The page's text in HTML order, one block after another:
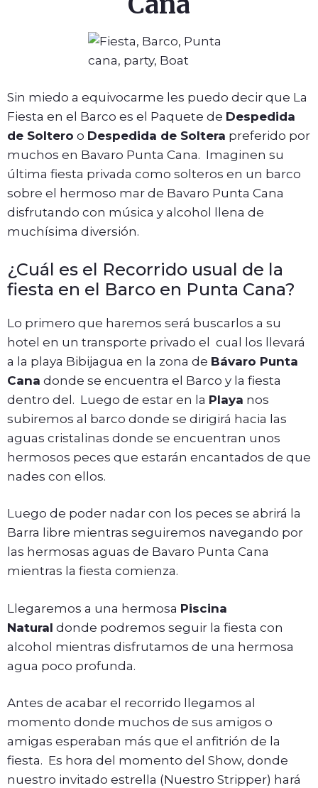
Sin miedo a equivocarme les puedo decir que La
Fiesta en el Barco es el Paquete de Despedida
de Soltero o Despedida de Soltera preferido por
muchos en Bavaro Punta Cana. Imaginen su
última fiesta privada como solteros en un barco
sobre el hermoso mar de Bavaro Punta Cana
disfrutando con música y alcohol llena de
muchísima diversión.
¿Cuál es el Recorrido usual de la
fiesta en el Barco en Punta Cana?
Lo primero que haremos será buscarlos a su
hotel en un transporte privado el cual los llevará
a la playa Bibijagua en la zona de Bávaro Punta
Cana donde se encuentra el Barco y la fiesta
dentro del. Luego de estar en la Playa nos
subiremos al barco donde se dirigirá hacia las
aguas cristalinas donde se encuentran unos
hermosos peces que estarán encantados de que
nades con ellos.
Luego de poder nadar con los peces se abrirá la
Barra libre mientras seguiremos navegando por
las hermosas aguas de Bavaro Punta Cana
mientras la fiesta comienza.
Llegaremos a una hermosa Piscina
Natural donde podremos seguir la fiesta con
alcohol mientras disfrutamos de una hermosa
agua poco profunda.
Antes de acabar el recorrido llegamos al
momento donde muchos de sus amigos o
amigas esperaban más que el anfitrión de la
fiesta. Es hora del momento del Show, donde
nuestro invitado estrella (Nuestro Stripper) hará